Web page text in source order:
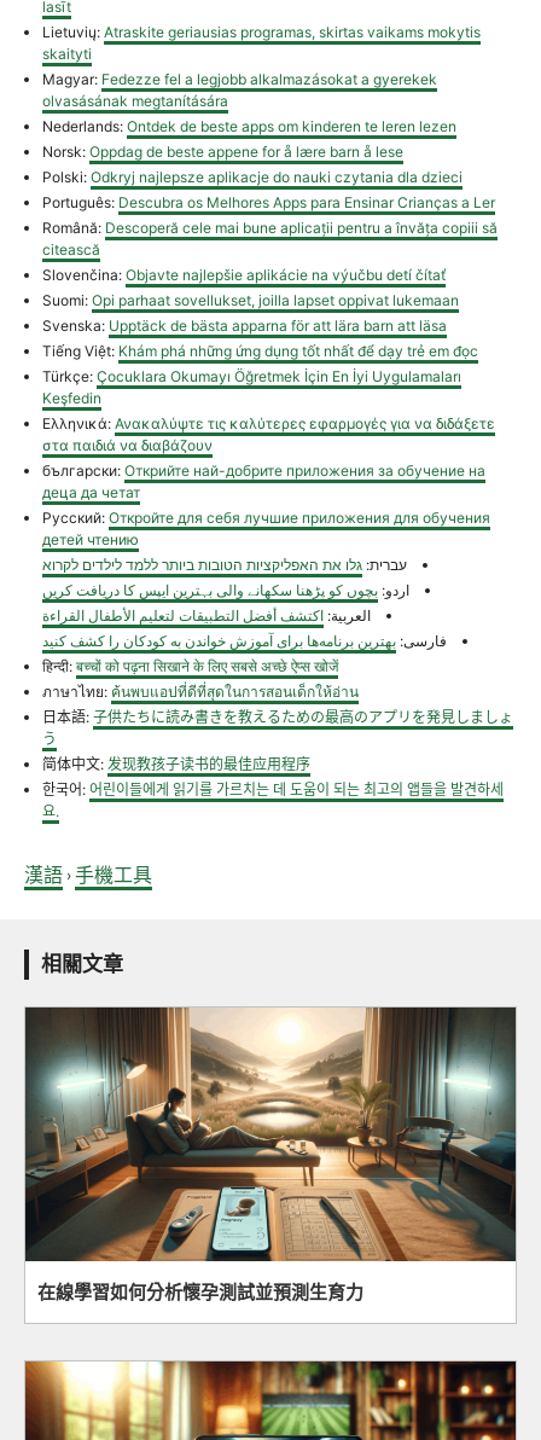
lasīt
Lietuvių: Atraskite geriausias programas, skirtas vaikams mokytis
skaityti
Magyar: Fedezze fel a legjobb alkalmazásokat a gyerekek
olvasásának megtanítására
Nederlands: Ontdek de beste apps om kinderen te leren lezen
Norsk: Oppdag de beste appene for å lære barn å lese
Polski: Odkryj najlepsze aplikacje do nauki czytania dla dzieci
Português: Descubra os Melhores Apps para Ensinar Crianças a Ler
Română: Descoperă cele mai bune aplicații pentru a învăța copiii să
citească
Slovenčina: Objavte najlepšie aplikácie na výučbu detí čítať
Suomi: Opi parhaat sovellukset, joilla lapset oppivat lukemaan
Svenska: Upptäck de bästa apparna för att lära barn att läsa
Tiếng Việt: Khám phá những ứng dụng tốt nhất để dạy trẻ em đọc
Türkçe: Çocuklara Okumayı Öğretmek İçin En İyi Uygulamaları
Keşfedin
Ελληνικά: Ανακαλύψτε τις καλύτερες εφαρμογές για να διδάξετε
στα παιδιά να διαβάζουν
български: Открийте най-добрите приложения за обучение на
деца да четат
Русский: Откройте для себя лучшие приложения для обучения
детей чтению
עברית: גלו את האפליקציות הטובות ביותר ללמד לילדים לקרוא
اردو: بچوں کو پڑھنا سکھانے والی بہترین ایپس کا دریافت کریں
العربية: اكتشف أفضل التطبيقات لتعليم الأطفال القراءة
فارسی: بهترین برنامه‌ها برای آموزش خواندن به کودکان را کشف کنید
हिन्दी: बच्चों को पढ़ना सिखाने के लिए सबसे अच्छे ऐप्स खोजें
ภาษาไทย: ค้นพบแอปที่ดีที่สุดในการสอนเด็กให้อ่าน
日本語: 子供たちに読み書きを教えるための最高のアプリを発見しましょ
う
简体中文: 发现教孩子读书的最佳应用程序
한국어: 어린이들에게 읽기를 가르치는 데 도움이 되는 최고의 앱들을 발견하세
요.
漢語 › 手機工具
相關文章
在線學習如何分析懷孕測試並預測生育力